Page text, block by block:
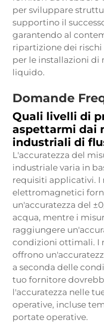
per sviluppare
supportino il
garantendo al
ripartizione dei rischi
per le installazioni di
liquido.
Domande
Quali livelli di
aspettarmi dai
industriali di
L'accuratezza del
industriale varia in
requisiti applicativi. I
elettromagnetici
un'accuratezza del
acqua, mentre i
raggiungere
condizioni ottimali. I
offrono
a seconda delle
tuo fornitore
l'accuratezza nelle
operative, incluse
portate operative.